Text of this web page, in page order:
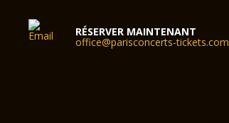
RÉSERVER MAINTENANT
office@parisconcerts-tickets.com